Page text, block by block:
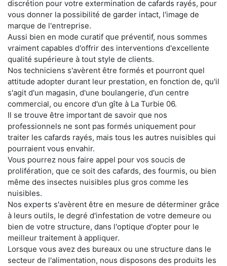
discrétion pour votre extermination de cafards rayés, pour
vous donner la possibilité de garder intact, l'image de
marque de l'entreprise.
Aussi bien en mode curatif que préventif, nous sommes
vraiment capables d'offrir des interventions d'excellente
qualité supérieure à tout style de clients.
Nos techniciens s'avèrent être formés et pourront quel
attitude adopter durant leur prestation, en fonction de, qu'il
s'agit d'un magasin, d'une boulangerie, d'un centre
commercial, ou encore d'un gîte à La Turbie 06.
Il se trouve être important de savoir que nos
professionnels ne sont pas formés uniquement pour
traiter les cafards rayés, mais tous les autres nuisibles qui
pourraient vous envahir.
Vous pourrez nous faire appel pour vos soucis de
prolifération, que ce soit des cafards, des fourmis, ou bien
même des insectes nuisibles plus gros comme les
nuisibles.
Nos experts s'avèrent être en mesure de déterminer grâce
à leurs outils, le degré d'infestation de votre demeure ou
bien de votre structure, dans l'optique d'opter pour le
meilleur traitement à appliquer.
Lorsque vous avez des bureaux ou une structure dans le
secteur de l'alimentation, nous disposons des produits les